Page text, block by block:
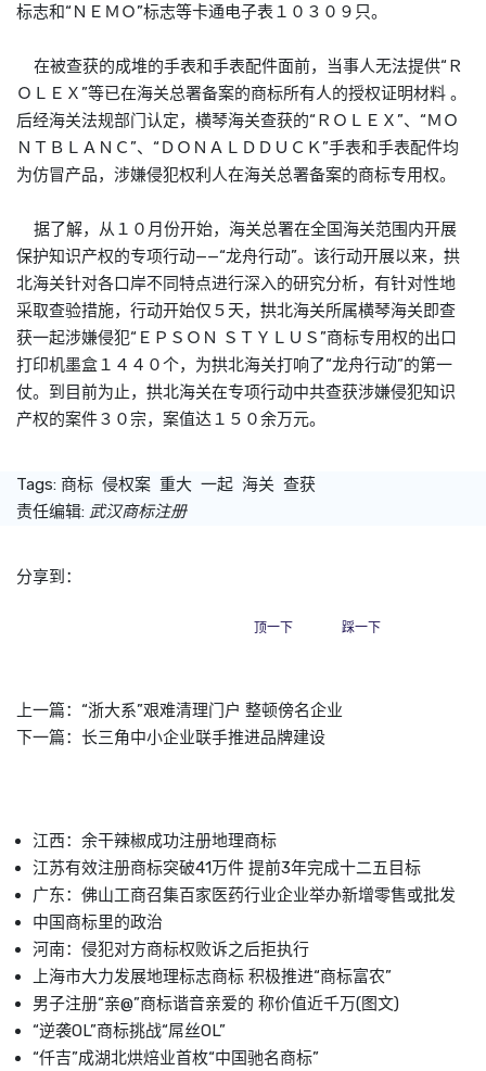
标志和“ＮＥＭＯ”标志等卡通电子表１０３０９只。
在被查获的成堆的手表和手表配件面前，当事人无法提供“Ｒ
ＯＬＥＸ”等已在海关总署备案的商标所有人的授权证明材料 。
后经海关法规部门认定，横琴海关查获的“ＲＯＬＥＸ”、“ＭＯ
ＮＴＢＬＡＮＣ”、“ＤＯＮＡＬＤＤＵＣＫ”手表和手表配件均
为仿冒产品，涉嫌侵犯权利人在海关总署备案的商标专用权。
据了解，从１０月份开始，海关总署在全国海关范围内开展
保护知识产权的专项行动——“龙舟行动”。该行动开展以来，拱
北海关针对各口岸不同特点进行深入的研究分析，有针对性地
采取查验措施，行动开始仅５天，拱北海关所属横琴海关即查
获一起涉嫌侵犯“ＥＰＳＯＮ ＳＴＹＬＵＳ”商标专用权的出口
打印机墨盒１４４０个，为拱北海关打响了“龙舟行动”的第一
仗。到目前为止，拱北海关在专项行动中共查获涉嫌侵犯知识
产权的案件３０宗，案值达１５０余万元。
Tags: 商标 侵权案 重大 一起 海关 查获
责任编辑: 武汉商标注册
分享到：
顶一下 踩一下
上一篇： “浙大系”艰难清理门户 整顿傍名企业
下一篇： 长三角中小企业联手推进品牌建设
江西：余干辣椒成功注册地理商标
江苏有效注册商标突破41万件 提前3年完成十二五目标
广东：佛山工商召集百家医药行业企业举办新增零售或批发
中国商标里的政治
河南：侵犯对方商标权败诉之后拒执行
上海市大力发展地理标志商标 积极推进“商标富农”
男子注册“亲@”商标谐音亲爱的 称价值近千万(图文)
“逆袭OL”商标挑战“屌丝OL”
“仟吉”成湖北烘焙业首枚“中国驰名商标”